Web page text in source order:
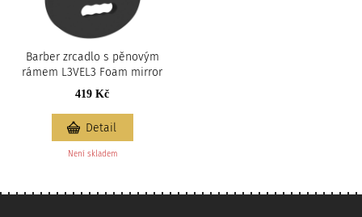
Barber zrcadlo s pěnovým
rámem L3VEL3 Foam mirror
419 Kč
Není skladem
Detail